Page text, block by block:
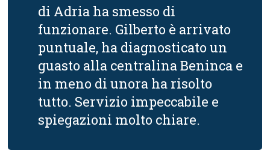
di Adria ha smesso di
funzionare. Gilberto è arrivato
puntuale, ha diagnosticato un
guasto alla centralina Beninca e
in meno di unora ha risolto
tutto. Servizio impeccabile e
spiegazioni molto chiare.